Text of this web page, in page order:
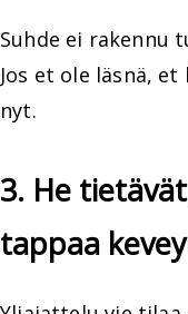
Suhde ei rakennu
Jos et ole läsnä,
nyt.
3. He
tappaa